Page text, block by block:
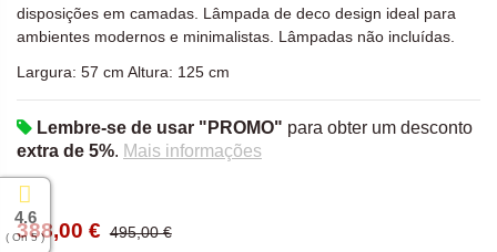
4.6
( On 5 )
disposições em camadas. Lâmpada de deco design ideal para
ambientes modernos e minimalistas. Lâmpadas não incluídas.
Largura: 57 cm Altura: 125 cm
Lembre-se de usar "PROMO" para obter um desconto
extra de 5%. Mais informações
388,00 € 495,00 €